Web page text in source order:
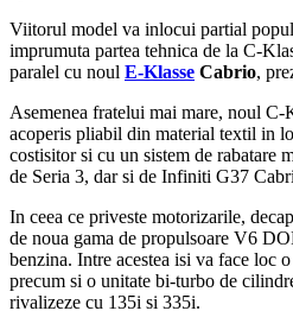
Viitorul model va inlocui partial
imprumuta partea tehnica de la C-
paralel cu noul E-Klasse Cabrio,
Asemenea fratelui mai mare, noul
acoperis pliabil din material textil in
costisitor si cu un sistem de rabatare
de Seria 3, dar si de Infiniti G37
In ceea ce priveste motorizarile,
de noua gama de propulsoare V6
benzina. Intre acestea isi va face loc
precum si o unitate bi-turbo de
rivalizeze cu 135i si 335i.